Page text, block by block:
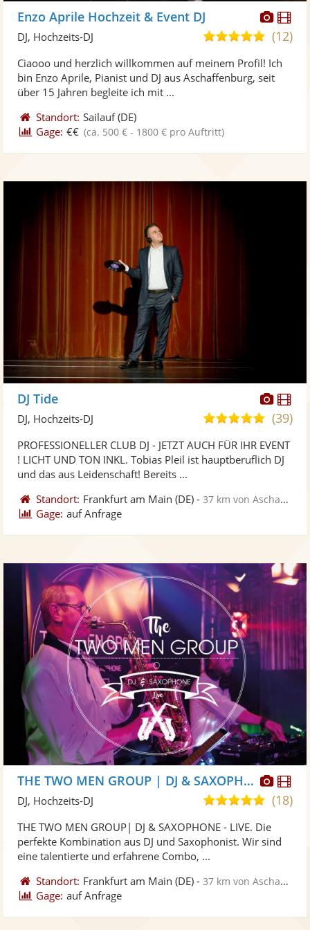
Fotos
Enzo Aprile Hochzeit & Event DJ
5,0
5
(12)
DJ, Hochzeits-DJ
Ciaooo und herzlich willkommen auf meinem Profil! Ich
bin Enzo Aprile, Pianist und DJ aus Aschaffenburg, seit
über 15 Jahren begleite ich mit ...
Standort: Sailauf(DE)
Gage: €€ (ca. 500 € - 1800 € pro Auftritt)
Fotos
DJ Tide
5,0
5
Sternen
(39)
DJ, Hochzeits-DJ
PROFESSIONELLER CLUB DJ - JETZT AUCH FÜR IHR EVENT
! LICHT UND TON INKL. Tobias Pleil ist hauptberuflich DJ
und das aus Leidenschaft! Bereits ...
Standort: Frankfurt am Main (DE) -37 km von Aschaffenburg
Gage: auf Anfrage
THE TWO MEN GROUP | DJ & SAXOPHONE
5,0
5
(18)
DJ, Hochzeits-DJ
THE TWO MEN GROUP| DJ & SAXOPHONE - LIVE. Die
perfekte Kombination aus DJ und Saxophonist. Wir sind
eine talentierte und erfahrene Combo, ...
Standort: Frankfurt am Main (DE) -37 km von Aschaffenburg
Gage: auf Anfrage